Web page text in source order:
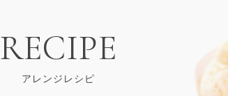
RECIPE
アレンジレシピ